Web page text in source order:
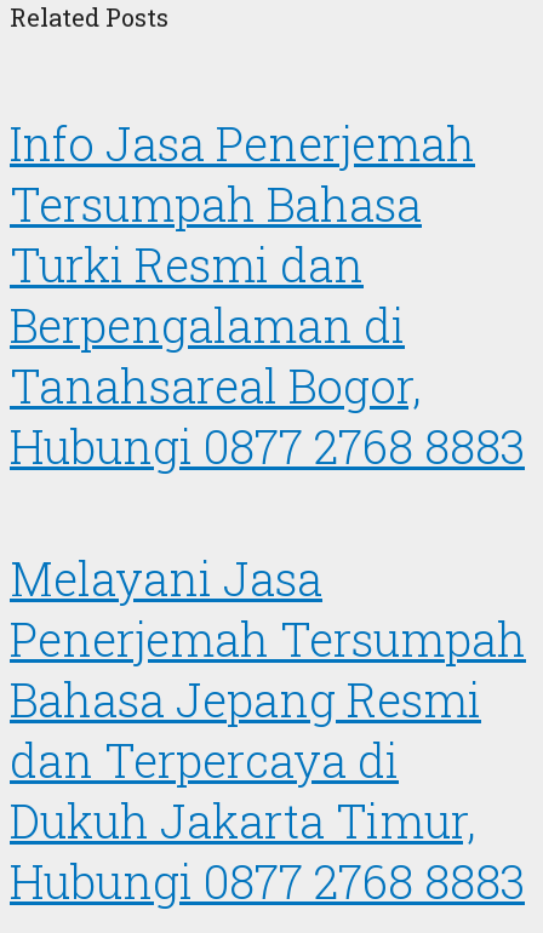
Related Posts
Info Jasa Penerjemah
Tersumpah Bahasa
Turki Resmi dan
Berpengalaman di
Tanahsareal Bogor,
Hubungi 0877 2768 8883
Melayani Jasa
Penerjemah Tersumpah
Bahasa Jepang Resmi
dan Terpercaya di
Dukuh Jakarta Timur,
Hubungi 0877 2768 8883